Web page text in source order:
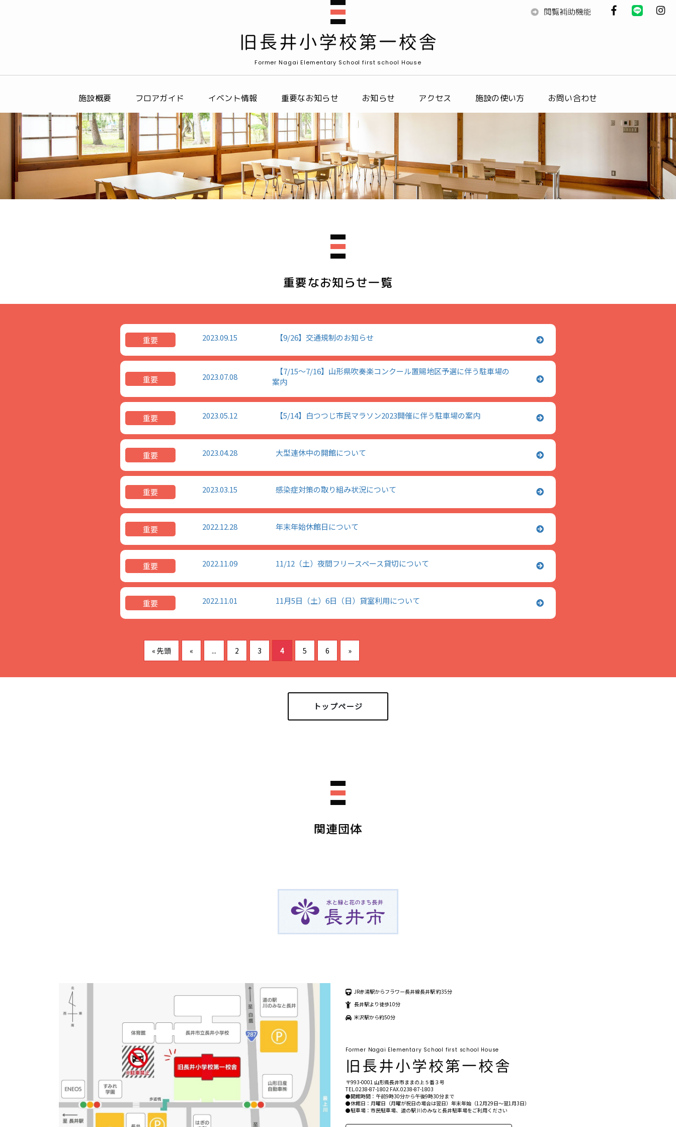
Former Nagai Elementary School first school House
施設概要 フロアガイド イベント情報 重要なお知らせ お知らせ アクセス 施設の使い方 お問い合わせ
重要なお知らせ一覧
重要 2023.09.15 【9/26】交通規制のお知らせ
重要 2023.07.08
【7/15～7/16】山形県吹奏楽コンクール置賜地区予選に伴う駐車場の
案内
重要 2023.05.12 【5/14】白つつじ市民マラソン2023開催に伴う駐車場の案内
重要 2023.04.28 大型連休中の開館について
重要 2023.03.15 感染症対策の取り組み状況について
重要 2022.12.28 年末年始休館日について
重要 2022.11.09 11/12（土）夜間フリースペース貸切について
重要 2022.11.01 11月5日（土）6日（日）貸室利用について
« 先頭 « ... 2 3 4 5 6 »
トップページ
関連団体
JR赤湯駅からフラワー長井線長井駅 約35分
長井駅より徒歩10分
米沢駅から約50分
Former Nagai Elementary School first school House
〒993-0001 山形県長井市ままの上５番３号
TEL.0238-87-1802 FAX.0238-87-1803
●開館時間：午前9時30分から午後9時30分まで
●休館日：月曜日（月曜が祝日の場合は翌日）年末年始（12月29日〜翌1月3日）
●駐車場：市民駐車場、道の駅 川のみなと長井駐車場をご利用ください